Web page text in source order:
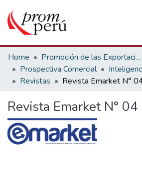
Communities & Collections
All of DSpace
Statistics
Home
Promoción de las Exportaciones
Prospectiva Comercial
Revistas
Revista Emarket N°
Revista Emarket N° 04